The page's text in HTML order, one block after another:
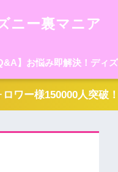
ニー裏マニア
】お悩み即解決！ディ
ワー様150000人突破